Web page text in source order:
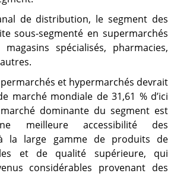
de distribution, le segment des
sous-segmenté en supermarchés
spécialisés, pharmacies,
et hypermarchés devrait
marché mondiale de 31,61 % d’ici
dominante du segment est
meilleure accessibilité des
la large gamme de produits de
et de qualité supérieure, qui
considérables provenant des